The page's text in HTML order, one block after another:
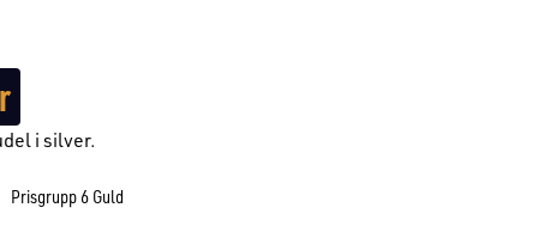
i silver.
Prisgrupp 6 Guld